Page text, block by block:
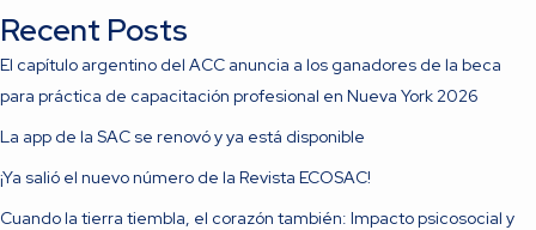
Recent Posts
El capítulo argentino del ACC anuncia a los ganadores de la beca
para práctica de capacitación profesional en Nueva York 2026
La app de la SAC se renovó y ya está disponible
¡Ya salió el nuevo número de la Revista ECOSAC!
Cuando la tierra tiembla, el corazón también: Impacto psicosocial y